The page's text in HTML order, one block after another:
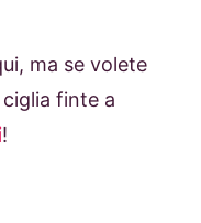
ma se volete
finte a
!